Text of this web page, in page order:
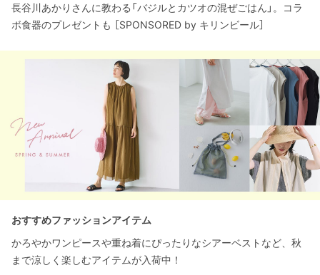
長谷川あかりさんに教わる「バジルとカツオの混ぜごはん」。コラ
ボ食器のプレゼントも ［SPONSORED by キリンビール］
おすすめファッションアイテム
かろやかワンピースや重ね着にぴったりなシアーベストなど、秋
まで涼しく楽しむアイテムが入荷中！